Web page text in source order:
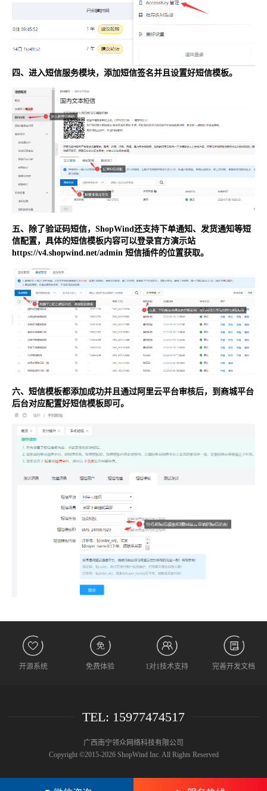
四、进入短信服务模块，添加短信签名并且设置好短信模板。
五、除了验证码短信，ShopWind还支持下单通知、发货通知等短
信配置，具体的短信模板内容可以登录官方演示站
https://v4.shopwind.net/admin 短信插件的位置获取。
六、短信模板都添加成功并且通过阿里云平台审核后，到商城平台
后台对应配置好短信模板即可。
开源系统 免费体验 1对1技术支持 完善开发文档
TEL: 15977474517
广西南宁领众网络科技有限公司
Copyright ©2015-2026 ShopWind Inc. All Rights Reserved